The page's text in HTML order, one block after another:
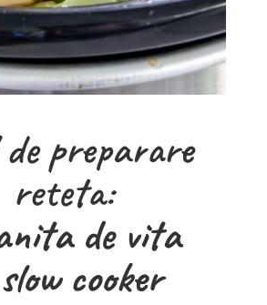
preparare
reteta:
de vita
cooker